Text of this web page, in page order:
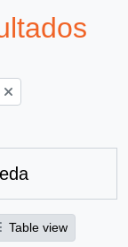
Table view